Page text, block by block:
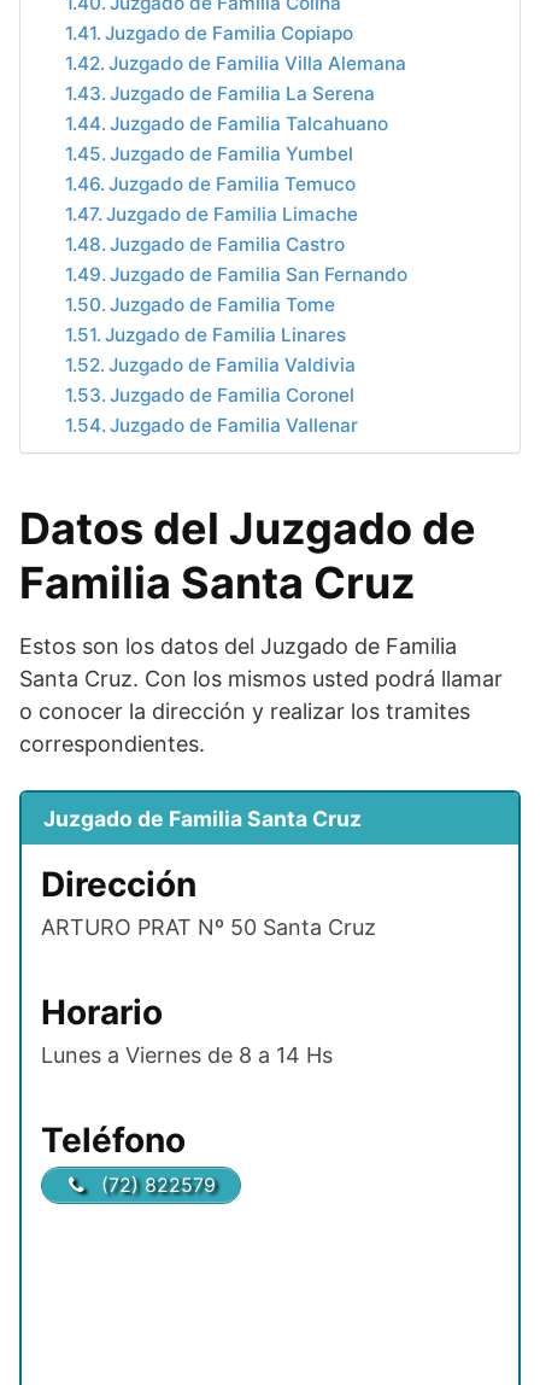
Juzgado de Familia Copiapo
Juzgado de Familia Villa Alemana
Juzgado de Familia La Serena
Juzgado de Familia Talcahuano
Juzgado de Familia Yumbel
Juzgado de Familia Temuco
Juzgado de Familia Limache
Juzgado de Familia Castro
Juzgado de Familia San Fernando
Juzgado de Familia Tome
Juzgado de Familia Linares
Juzgado de Familia Valdivia
Juzgado de Familia Coronel
Juzgado de Familia Vallenar
Datos del Juzgado de
Familia Santa Cruz
Estos son los datos del Juzgado de Familia
Santa Cruz. Con los mismos usted podrá llamar
o conocer la dirección y realizar los tramites
correspondientes.
Juzgado de Familia Santa Cruz
Dirección
ARTURO PRAT Nº 50 Santa Cruz
Horario
Lunes a Viernes de 8 a 14 Hs
Teléfono
(72) 822579